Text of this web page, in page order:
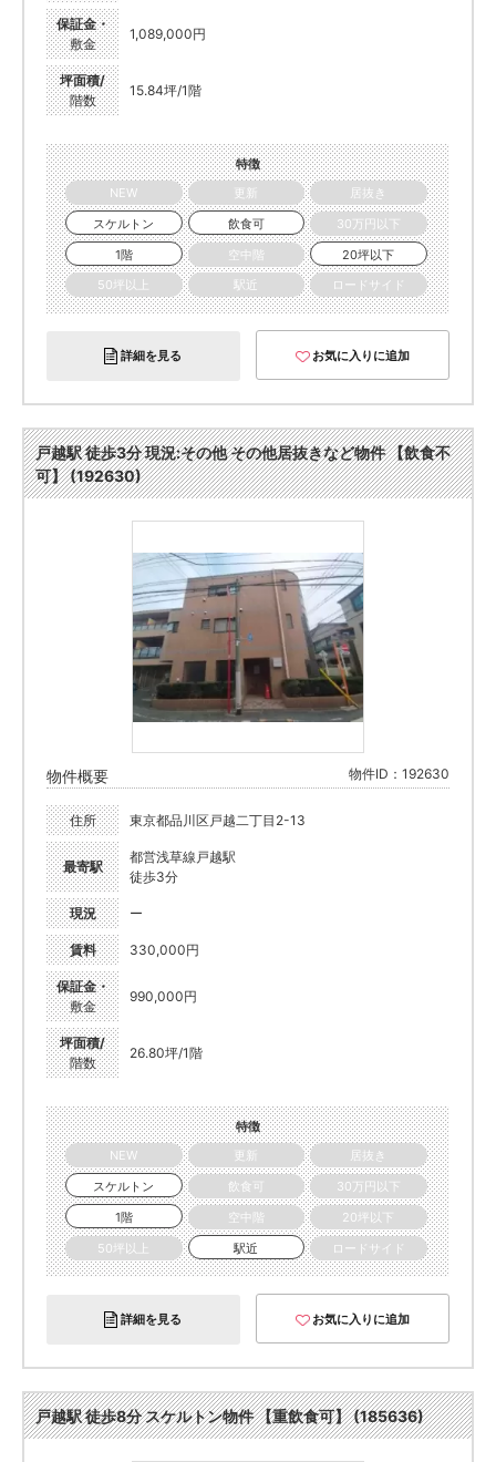
保証金・
敷金
1,089,000円
坪面積/
階数
15.84坪/1階
特徴
NEW
更新
居抜き
スケルトン
飲食可
30万円以下
1階
空中階
20坪以下
50坪以上
駅近 ロードサイド
詳細を見る お気に入りに追加
戸越駅 徒歩3分 現況:その他 その他居抜きなど物件 【飲食不
可】 (192630)
物件概要 物件ID：192630
住所 東京都品川区戸越二丁目2-13
最寄駅
都営浅草線戸越駅
徒歩3分
現況 ー
賃料 330,000円
保証金・
敷金
990,000円
坪面積/
階数
26.80坪/1階
特徴
NEW
更新
居抜き
スケルトン
飲食可
30万円以下
1階
空中階
20坪以下
50坪以上
駅近 ロードサイド
詳細を見る お気に入りに追加
戸越駅 徒歩8分 スケルトン物件 【重飲食可】 (185636)